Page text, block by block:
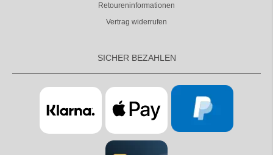
Retoureninformationen
Vertrag widerrufen
SICHER BEZAHLEN